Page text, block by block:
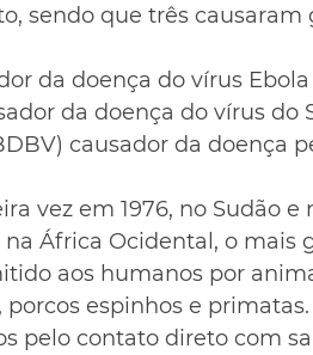
sendo que três causaram
da doença do vírus Ebola
da doença do vírus do
causador da doença
vez em 1976, no Sudão e
na África Ocidental, o mais
aos humanos por
espinhos e primatas.
pelo contato direto com